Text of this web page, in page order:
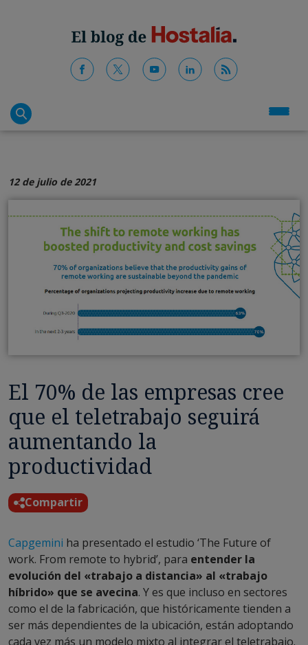
12 de julio de 2021
El 70% de las empresas cree
que el teletrabajo seguirá
aumentando la
productividad
Compartir
Capgemini ha presentado el estudio ‘The Future of
work. From remote to hybrid’, para entender la
evolución del «trabajo a distancia» al «trabajo
híbrido» que se avecina. Y es que incluso en sectores
como el de la fabricación, que históricamente tienden a
ser más dependientes de la ubicación, están adoptando
cada vez más un modelo mixto al integrar el teletrabajo.